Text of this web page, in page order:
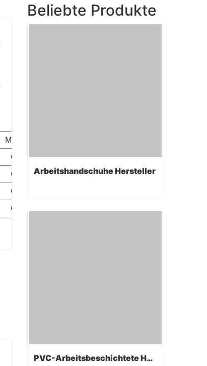
Manschette
Gauntlet
Gauntlet
Gauntlet
Gauntlet
Beliebte Produkte
Arbeitshandschuhe Hersteller
Arbeitshandschuhe Hersteller
PVC-Arbeitsbeschichtete Handschuhe